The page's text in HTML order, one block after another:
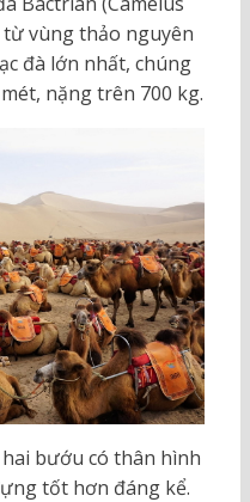
vùng thảo nguyên
đà lớn nhất, chúng
nặng trên 700 kg.
bướu có thân hình
tốt hơn đáng kể.